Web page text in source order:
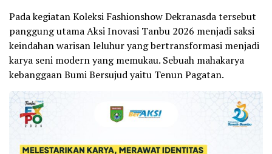
Pada kegiatan Koleksi Fashionshow Dekranasda tersebut
panggung utama Aksi Inovasi Tanbu 2026 menjadi saksi
keindahan warisan leluhur yang bertransformasi menjadi
karya seni modern yang memukau. Sebuah mahakarya
kebanggaan Bumi Bersujud yaitu Tenun Pagatan.